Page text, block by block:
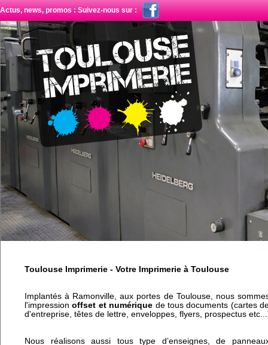
Actus, news, promos : Suivez-nous sur :
Toulouse Imprimerie - Votre Imprimerie à Toulouse
Implantés à Ramonville, aux portes de Toulouse, nous
l'impressionoffset et numérique de tous documents (cartes
d'entreprise, têtes de lettre, enveloppes, flyers, prospectus
Nous réalisons aussi tous type d’enseignes, de